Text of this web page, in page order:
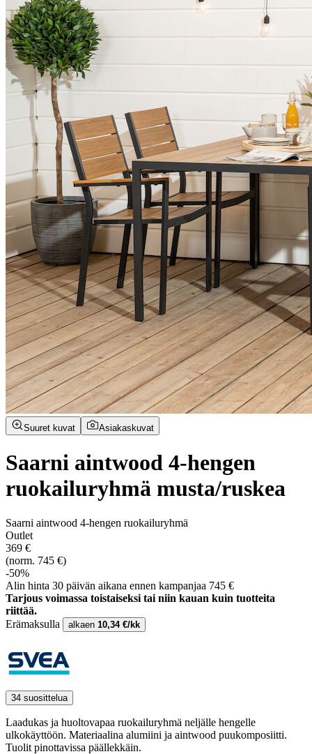
Suuret kuvat Asiakaskuvat
Saarni aintwood 4-hengen
ruokailuryhmä musta/ruskea
Saarni aintwood 4-hengen ruokailuryhmä
Outlet
369 €
(norm. 745 €)
-50%
Alin hinta 30 päivän aikana ennen kampanjaa 745 €
Tarjous voimassa toistaiseksi tai niin kauan kuin tuotteita
riittää.
Erämaksulla
alkaen 10,34 €/kk
34 suosittelua
Laadukas ja huoltovapaa ruokailuryhmä neljälle hengelle
ulkokäyttöön. Materiaalina alumiini ja aintwood puukomposiitti.
Tuolit pinottavissa päällekkäin.